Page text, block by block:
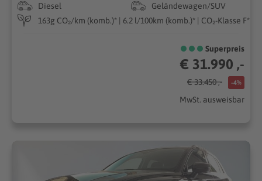
Diesel
Geländewagen/SUV
163g CO₂/km (komb.)* | 6.2 l/100km (komb.)* | CO₂-Klasse F*
Superpreis
€ 31.990 ,-
€ 33.450 ,- -4%
MwSt. ausweisbar